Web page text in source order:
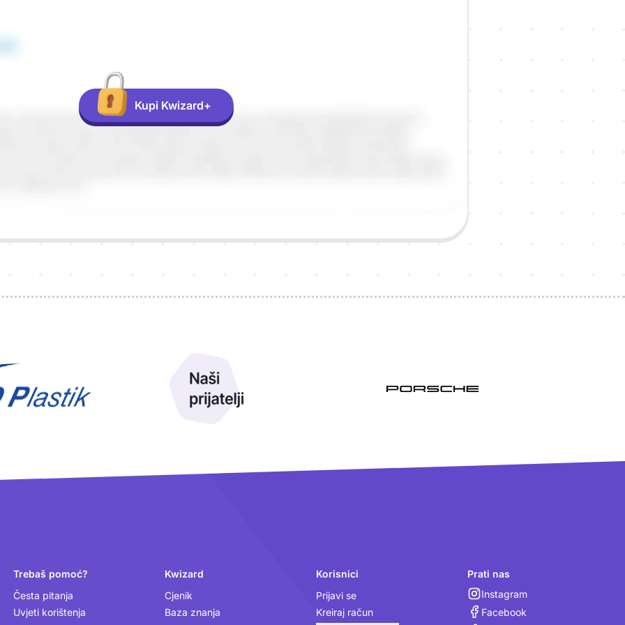
Kupi Kwizard+
Trebaš pomoć?
Česta pitanja
Uvjeti korištenja
Kwizard
Cjenik
Baza znanja
Korisnici
Prijavi se
Kreiraj račun
Prati nas
Instagram
Facebook